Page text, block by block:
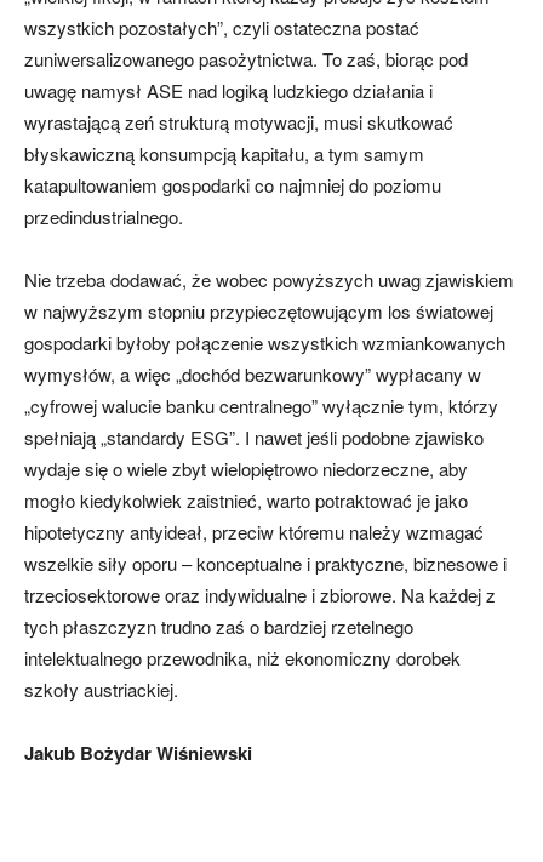
wszystkich pozostałych”, czyli ostateczna postać
zuniwersalizowanego pasożytnictwa. To zaś, biorąc pod
uwagę namysł ASE nad logiką ludzkiego działania i
wyrastającą zeń strukturą motywacji, musi skutkować
błyskawiczną konsumpcją kapitału, a tym samym
katapultowaniem gospodarki co najmniej do poziomu
przedindustrialnego.
Nie trzeba dodawać, że wobec powyższych uwag zjawiskiem
w najwyższym stopniu przypieczętowującym los światowej
gospodarki byłoby połączenie wszystkich wzmiankowanych
wymysłów, a więc „dochód bezwarunkowy” wypłacany w
„cyfrowej walucie banku centralnego” wyłącznie tym, którzy
spełniają „standardy ESG”. I nawet jeśli podobne zjawisko
wydaje się o wiele zbyt wielopiętrowo niedorzeczne, aby
mogło kiedykolwiek zaistnieć, warto potraktować je jako
hipotetyczny antyideał, przeciw któremu należy wzmagać
wszelkie siły oporu – konceptualne i praktyczne, biznesowe i
trzeciosektorowe oraz indywidualne i zbiorowe. Na każdej z
tych płaszczyzn trudno zaś o bardziej rzetelnego
intelektualnego przewodnika, niż ekonomiczny dorobek
szkoły austriackiej.
Jakub Bożydar Wiśniewski